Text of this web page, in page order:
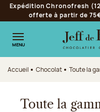
Aller à la navigation
Aller au contenu principal
Aller au pied de page
Expédition Chronofresh
offerte à partir de
MENU
Accueil Chocolat Toute la
Toute la